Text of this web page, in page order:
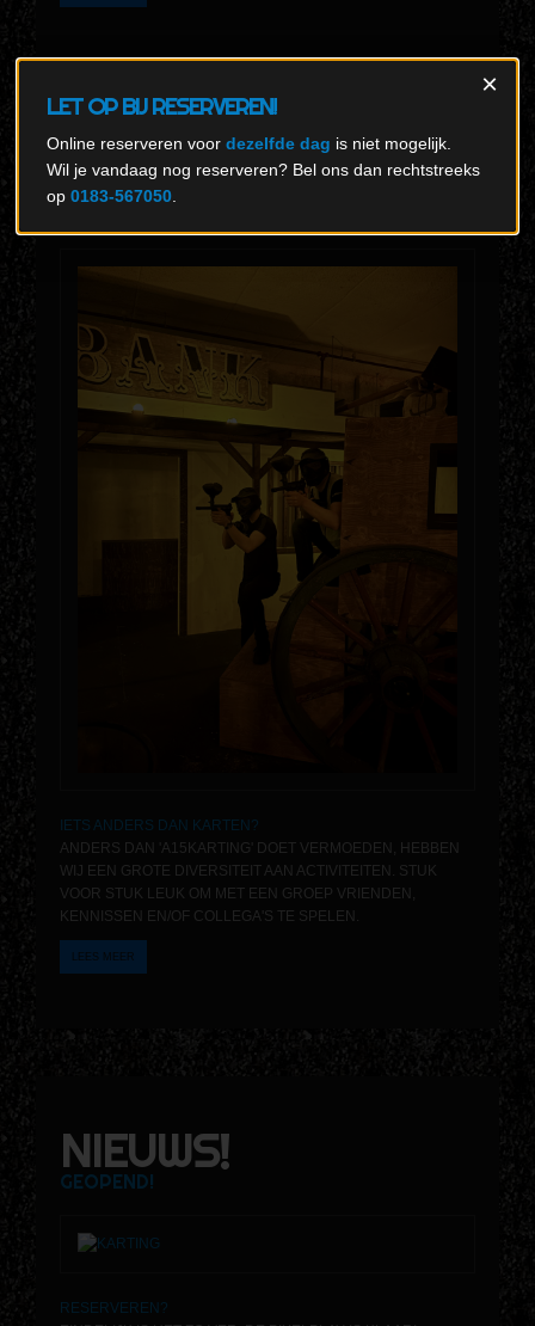
×
LET OP BIJ RESERVEREN!
Online reserveren voor dezelfde dag is niet mogelijk.
Wil je vandaag nog reserveren? Bel ons dan rechtstreeks
op 0183-567050.
GAMES
IETS ANDERS DAN KARTEN?
ANDERS DAN 'A15KARTING' DOET VERMOEDEN, HEBBEN
WIJ EEN GROTE DIVERSITEIT AAN ACTIVITEITEN. STUK
VOOR STUK LEUK OM MET EEN GROEP VRIENDEN,
KENNISSEN EN/OF COLLEGA'S TE SPELEN.
LEES MEER
NIEUWS!
GEOPEND!
RESERVEREN?